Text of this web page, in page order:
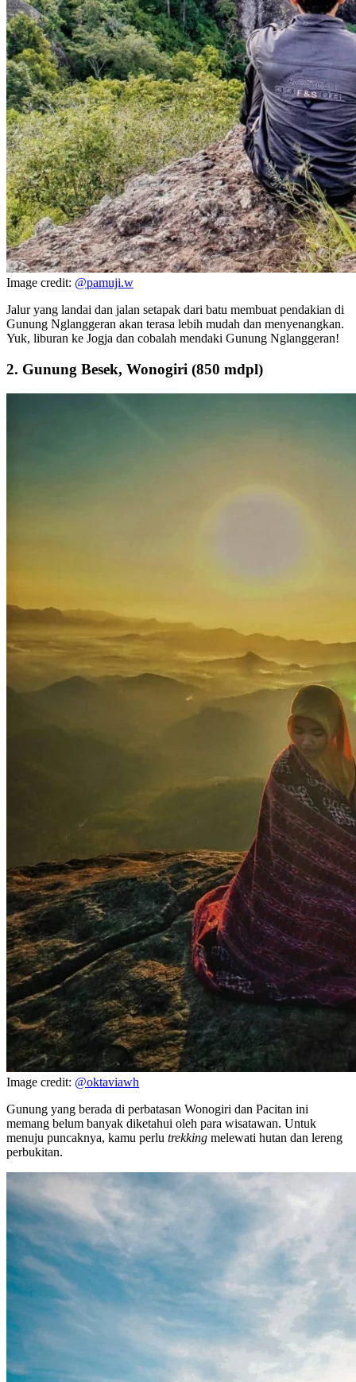
Image credit: @pamuji.w
Jalur yang landai dan jalan setapak dari batu membuat pendakian di
Gunung Nglanggeran akan terasa lebih mudah dan menyenangkan.
Yuk, liburan ke Jogja dan cobalah mendaki Gunung Nglanggeran!
2. Gunung Besek, Wonogiri (850 mdpl)
Image credit: @oktaviawh
Gunung yang berada di perbatasan Wonogiri dan Pacitan ini
memang belum banyak diketahui oleh para wisatawan. Untuk
menuju puncaknya, kamu perlu trekking melewati hutan dan lereng
perbukitan.